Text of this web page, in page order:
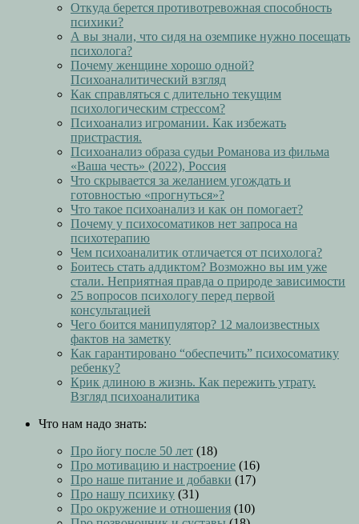
Откуда берется противотревожная способность
психики?
А вы знали, что сидя на оземпике нужно посещать
психолога?
Почему женщине хорошо одной?
Психоаналитический взгляд
Как справляться с длительно текущим
психологическим стрессом?
Психоанализ игромании. Как избежать
пристрастия.
Психоанализ образа судьи Романова из фильма
«Ваша честь» (2022), Россия
Что скрывается за желанием угождать и
готовностью «прогнуться»?
Что такое психоанализ и как он помогает?
Почему у психосоматиков нет запроса на
психотерапию
Чем психоаналитик отличается от психолога?
Боитесь стать аддиктом? Возможно вы им уже
стали. Неприятная правда о природе зависимости
25 вопросов психологу перед первой
консультацией
Чего боится манипулятор? 12 малоизвестных
фактов на заметку
Как гарантировано “обеспечить” психосоматику
ребенку?
Крик длиною в жизнь. Как пережить утрату.
Взгляд психоаналитика
Что нам надо знать:
Про йогу после 50 лет (18)
Про мотивацию и настроение (16)
Про наше питание и добавки (17)
Про нашу психику (31)
Про окружение и отношения (10)